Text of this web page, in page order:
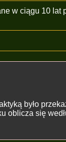
w ciągu 10 lat
było
się